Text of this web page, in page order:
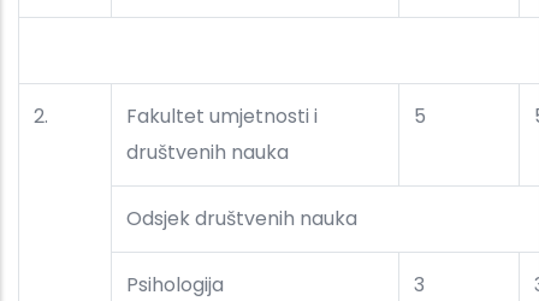
2.
Fakultet umjetnosti i
društvenih nauka
5
Odsjek društvenih nauka
Psihologija 3